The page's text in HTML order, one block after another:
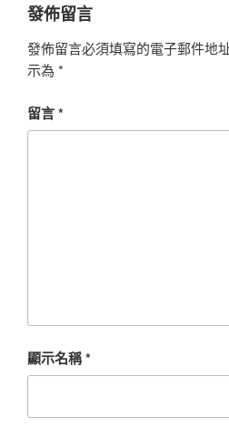
發佈留言
發佈留言必須填寫的電子郵件地
示為 *
留言*
顯示名稱*